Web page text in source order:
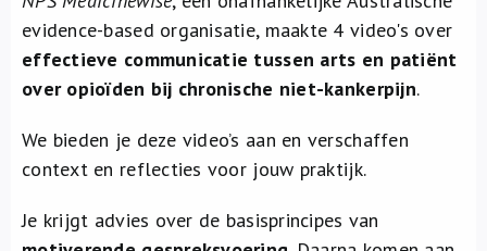
evidence-based organisatie, maakte 4 video's over
effectieve communicatie tussen arts en patiënt
over opioïden bij chronische niet-kankerpijn.
We bieden je deze video’s aan en verschaffen
context en reflecties voor jouw praktijk.
Je krijgt advies over de basisprincipes van